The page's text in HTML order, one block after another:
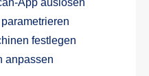
App auslösen
festlegen
anpassen